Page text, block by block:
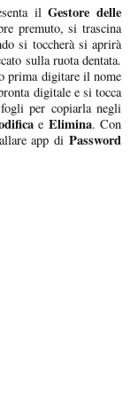
ilGestore delle
premuto, si trascina
si toccherà si aprirà
sulla ruota dentata.
prima digitare il nome
digitale e si tocca
per copiarla negli
e Elimina. Con
app diPassword